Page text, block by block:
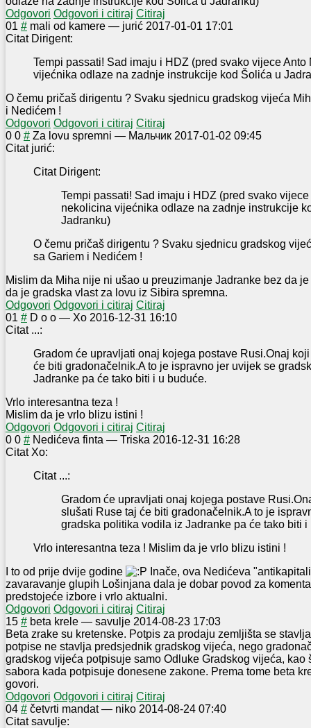
Odgovori Odgovori i citiraj Citiraj
01 # mali od kamere — jurić 2017-01-01 17:01
Citat Dirigent:
Tempi passati! Sad imaju i HDZ (pred svako vijece
vijećnika odlaze na zadnje instrukcije kod Šolića u
O čemu pričaš dirigentu ? Svaku sjednicu gradskog vijeća
i Nedićem !
Odgovori Odgovori i citiraj Citiraj
0 0 # Za lovu spremni — Mальчик 2017-01-02 09:45
Citat jurić:
Citat Dirigent:
Tempi passati! Sad imaju i HDZ (pred svako
nekolicina vijećnika odlaze na zadnje instrukcije
Jadranku)
O čemu pričaš dirigentu ? Svaku sjednicu gradskog
sa Gariem i Nedićem !
Mislim da Miha nije ni ušao u preuzimanje Jadranke bez da
da je gradska vlast za lovu iz Sibira spremna.
Odgovori Odgovori i citiraj Citiraj
01 # D o o — Xo 2016-12-31 16:10
Citat ...:
Gradom će upravljati onaj kojega postave Rusi.Onaj
će biti gradonačelnik.A to je ispravno jer uvijek se
Jadranke pa će tako biti i u buduće.
Vrlo interesantna teza !
Mislim da je vrlo blizu istini !
Odgovori Odgovori i citiraj Citiraj
0 0 # Nedićeva finta — Triska 2016-12-31 16:28
Citat Xo:
Citat ...:
Gradom će upravljati onaj kojega postave
slušati Ruse taj će biti gradonačelnik.A to je
gradska politika vodila iz Jadranke pa će tako biti i
Vrlo interesantna teza ! Mislim da je vrlo blizu istini !
I to od prije dvije godine
Inače, ova Nedićeva
zavaravanje glupih Lošinjana dala je dobar povod za
predstojeće izbore i vrlo aktualni.
Odgovori Odgovori i citiraj Citiraj
15 # beta krele — savulje 2014-08-23 17:03
Beta zrake su kretenske. Potpis za prodaju zemljišta se
potpise ne stavlja predsjednik gradskog vijeća, nego
gradskog vijeća potpisuje samo Odluke Gradskog vijeća, kao
sabora kada potpisuje donesene zakone. Prema tome beta
govori.
Odgovori Odgovori i citiraj Citiraj
04 # četvrti mandat— niko 2014-08-24 07:40
Citat savulje: